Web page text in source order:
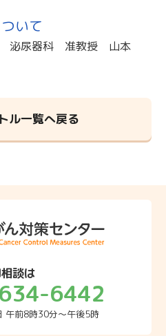
いて
泌尿器科 准教授 山本
ル一覧へ戻る
談は
6442
午前8時30分～午後5時